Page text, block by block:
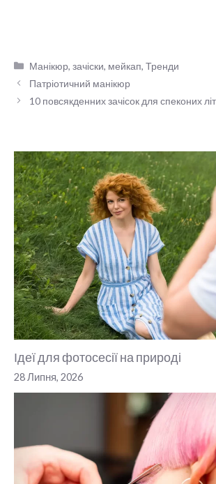
Категорії
Манікюр, зачіски, мейкап,Тренди
Патріотичний манікюр
10 повсякденних зачісок для спеконих
Ідеї для фотосесії на природі
28 Липня, 2026